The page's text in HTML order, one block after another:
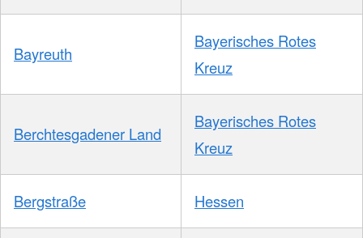
Bayreuth
Bayerisches Rotes
Kreuz
Berchtesgadener Land
Bayerisches Rotes
Kreuz
Bergstraße Hessen